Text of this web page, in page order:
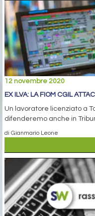
12 novembre 2020
EX ILVA: LA FIOM CGIL
Un lavoratore licenziato a
difenderemo anche in
di Gianmario Leone